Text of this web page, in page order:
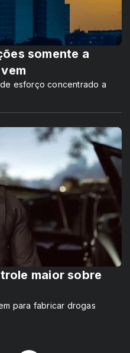
somente a
esforço concentrado a
maior sobre
para fabricar drogas